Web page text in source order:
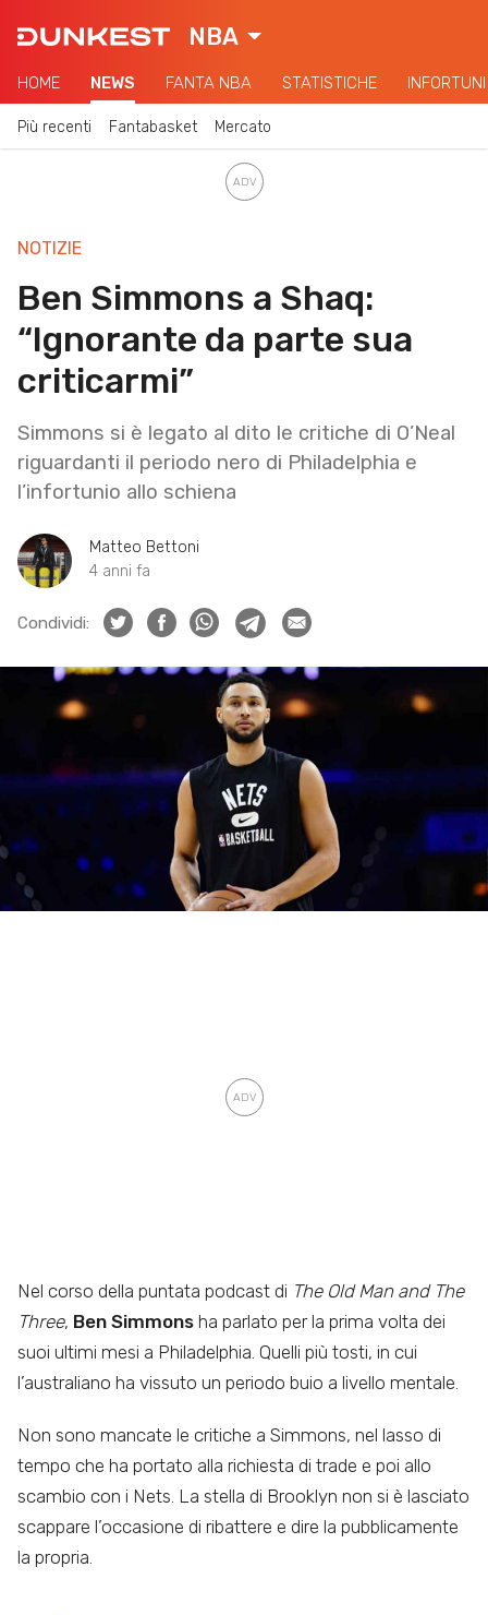
NBA
HOME NEWS FANTA NBA STATISTICHE INFORTUNI
Più recenti Fantabasket Mercato
NOTIZIE
Ben Simmons a Shaq:
“Ignorante da parte sua
criticarmi”
Simmons si è legato al dito le critiche di O’Neal
riguardanti il periodo nero di Philadelphia e
l’infortunio allo schiena
Matteo Bettoni
4 anni fa
Condividi:
Nel corso della puntata podcast di The Old Man and The
Three, Ben Simmons ha parlato per la prima volta dei
suoi ultimi mesi a Philadelphia. Quelli più tosti, in cui
l’australiano ha vissuto un periodo buio a livello mentale.
Non sono mancate le critiche a Simmons, nel lasso di
tempo che ha portato alla richiesta di trade e poi allo
scambio con i Nets. La stella di Brooklyn non si è lasciato
scappare l’occasione di ribattere e dire la pubblicamente
la propria.